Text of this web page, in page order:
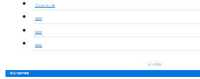
ワンルーム・1K
1LDK
2LDK
3LDK
もっと見る
周辺の物件情報